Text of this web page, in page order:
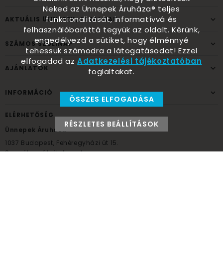
AKTUÁLIS ÜNNEPEK, ALKALMAK
SZÁMOS SZÜLINAP
AJÁNLATOK
INFORMÁCIÓ
ELÉRHETŐSÉG
Ünnepek Áruháza
1037 Budapest, Fehéregyházi út 15.
Személyes átvételi pont
Neked az Ünnepek Áruháza® teljes
funkcionalitását, informatívvá és
felhasználóbaráttá tegyük az oldalt. Kérünk,
engedélyezd a sütiket, hogy élménnyé
tehessük számodra a látogatásodat! Ezzel
elfogadod azAdatkezelési tájékoztatóban
foglaltakat.
ÖSSZES ELFOGADÁSA
RÉSZLETES BEÁLLÍTÁSOK